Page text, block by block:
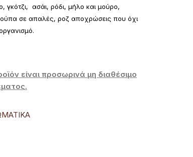
γκότζι, ασάι, ρόδι, μήλο και μούρο,
σε απαλές, ροζ αποχρώσεις που όχι
είναι προσωρινά μη διαθέσιμο